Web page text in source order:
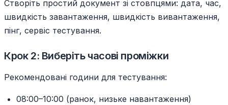
Створіть простий документ зі стовпцями: дата, час,
швидкість завантаження, швидкість вивантаження,
пінг, сервіс тестування.
Крок 2: Виберіть часові проміжки
Рекомендовані години для тестування:
08:00–10:00 (ранок, низьке навантаження)